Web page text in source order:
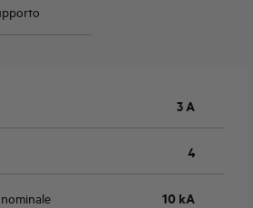
3 A
4
10 kA